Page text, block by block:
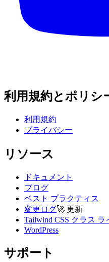
利用規約とポリシ
利用規約
プライバシー
リソース
ドキュメント
ブログ
ベスト プラクティス
変更ログ🚀 更新
Tailwind CSS クラス ラ
WordPress
サポート